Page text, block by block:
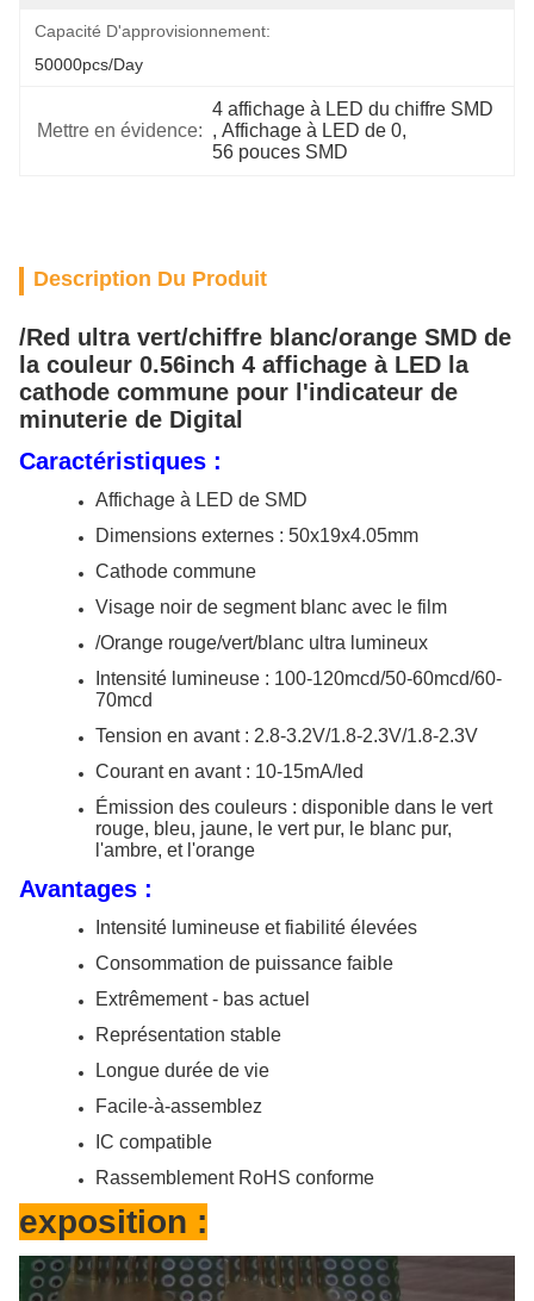
Capacité D'approvisionnement:
50000pcs/day
Mettre en évidence:
4 affichage à LED du chiffre SMD
, Affichage à LED de 0,
56 pouces SMD
Description Du Produit
/Red ultra vert/chiffre blanc/orange SMD de
la couleur 0.56inch 4 affichage à LED la
cathode commune pour l'indicateur de
minuterie de Digital
Caractéristiques :
Affichage à LED de SMD
Dimensions externes : 50x19x4.05mm
Cathode commune
Visage noir de segment blanc avec le film
/Orange rouge/vert/blanc ultra lumineux
Intensité lumineuse : 100-120mcd/50-60mcd/60-
70mcd
Tension en avant : 2.8-3.2V/1.8-2.3V/1.8-2.3V
Courant en avant : 10-15mA/led
Émission des couleurs : disponible dans le vert
rouge, bleu, jaune, le vert pur, le blanc pur,
l'ambre, et l'orange
Avantages :
Intensité lumineuse et fiabilité élevées
Consommation de puissance faible
Extrêmement - bas actuel
Représentation stable
Longue durée de vie
Facile-à-assemblez
IC compatible
Rassemblement RoHS conforme
exposition :